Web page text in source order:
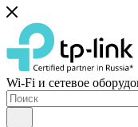
Wi-Fi и сетевое